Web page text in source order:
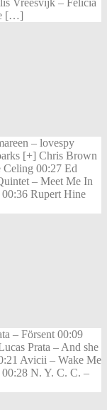
[…]
– lovespy
[+] Chris Brown
00:27 Ed
– Meet Me In
Rupert Hine
– Försent 00:09
Prata – And she
Avicii – Wake Me
N. Y. C. C. –